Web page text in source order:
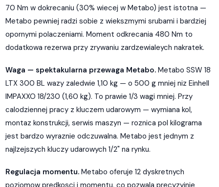
70 Nm w dokrecaniu (30% wiecej w Metabo) jest istotna —
Metabo pewniej radzi sobie z wiekszmymi srubami i bardziej
opornymi polaczeniami. Moment odkrecania 480 Nm to
dodatkowa rezerwa przy zrywaniu zardzewialeych nakratek.
Waga — spektakularna przewaga Metabo. Metabo SSW 18
LTX 300 BL wazy zaledwie 1,10 kg — o 500 g mniej niz Einhell
IMPAXXO 18/230 (1,60 kg). To prawie 1/3 wagi mniej. Przy
calodziennej pracy z kluczem udarowym — wymiana kol,
montaz konstrukcji, serwis maszyn — roznica pol kilograma
jest bardzo wyraznie odczuwalna. Metabo jest jednym z
najlzejszych kluczy udarowych 1/2" na rynku.
Regulacja momentu. Metabo oferuje 12 dyskretnych
poziomow predkosci i momentu, co pozwala precyzyjnie